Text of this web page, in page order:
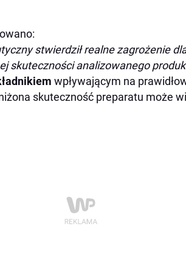
stwierdził realne zagrożenie
skuteczności analizowanego
wpływającym na
skuteczność preparatu może